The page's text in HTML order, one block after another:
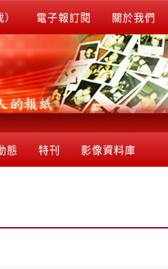
電子報訂閱 關於我們
態 特刊 影像資料庫